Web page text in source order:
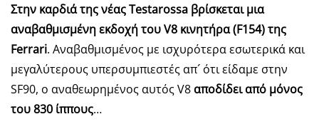
Στην καρδιά της νέας Testarossa βρίσκεται μια
αναβαθμισμένη εκδοχή του V8 κινητήρα (F154) της
Ferrari. Αναβαθμισμένος με ισχυρότερα εσωτερικά και
μεγαλύτερους υπερσυμπιεστές απ´ ότι είδαμε στην
SF90, ο αναθεωρημένος αυτός V8 αποδίδει από μόνος
του 830 ίππους…